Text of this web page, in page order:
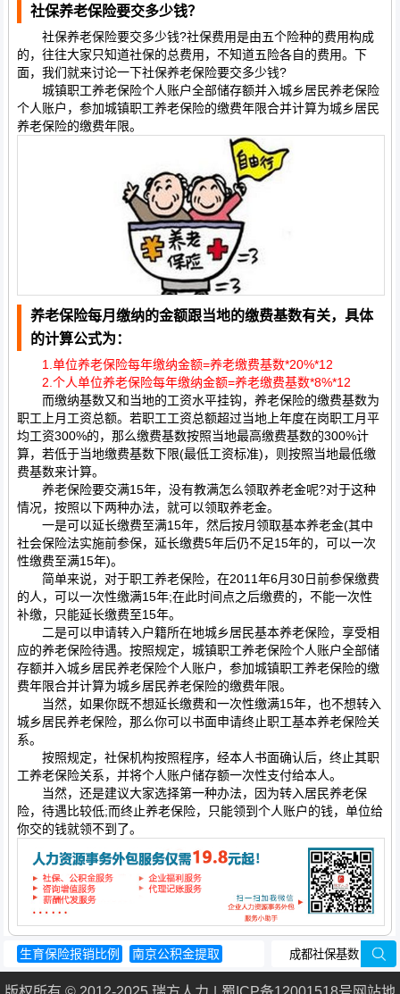
社保养老保险要交多少钱？
社保养老保险要交多少钱?社保费用是由五个险种的费用构成
的，往往大家只知道社保的总费用，不知道五险各自的费用。下
面，我们就来讨论一下社保养老保险要交多少钱?
城镇职工养老保险个人账户全部储存额并入城乡居民养老保险
个人账户，参加城镇职工养老保险的缴费年限合并计算为城乡居民
养老保险的缴费年限。
养老保险每月缴纳的金额跟当地的缴费基数有关，具体
的计算公式为：
1.单位养老保险每年缴纳金额=养老缴费基数*20%*12
2.个人单位养老保险每年缴纳金额=养老缴费基数*8%*12
而缴纳基数又和当地的工资水平挂钩，养老保险的缴费基数为
职工上月工资总额。若职工工资总额超过当地上年度在岗职工月平
均工资300%的，那么缴费基数按照当地最高缴费基数的300%计
算，若低于当地缴费基数下限(最低工资标准)，则按照当地最低缴
费基数来计算。
养老保险要交满15年，没有教满怎么领取养老金呢?对于这种
情况，按照以下两种办法，就可以领取养老金。
一是可以延长缴费至满15年，然后按月领取基本养老金(其中
社会保险法实施前参保，延长缴费5年后仍不足15年的，可以一次
性缴费至满15年)。
简单来说，对于职工养老保险，在2011年6月30日前参保缴费
的人，可以一次性缴满15年;在此时间点之后缴费的，不能一次性
补缴，只能延长缴费至15年。
二是可以申请转入户籍所在地城乡居民基本养老保险，享受相
应的养老保险待遇。按照规定，城镇职工养老保险个人账户全部储
存额并入城乡居民养老保险个人账户，参加城镇职工养老保险的缴
费年限合并计算为城乡居民养老保险的缴费年限。
当然，如果你既不想延长缴费和一次性缴满15年，也不想转入
城乡居民养老保险，那么你可以书面申请终止职工基本养老保险关
系。
按照规定，社保机构按照程序，经本人书面确认后，终止其职
工养老保险关系，并将个人账户储存额一次性支付给本人。
当然，还是建议大家选择第一种办法，因为转入居民养老保
险，待遇比较低;而终止养老保险，只能领到个人账户的钱，单位给
你交的钱就领不到了。
生育保险报销比例
南京公积金提取